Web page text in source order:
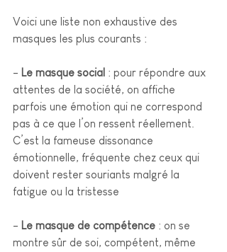
Voici une liste non exhaustive des
masques les plus courants :
- Le masque social : pour répondre aux
attentes de la société, on affiche
parfois une émotion qui ne correspond
pas à ce que l’on ressent réellement.
C’est la fameuse dissonance
émotionnelle, fréquente chez ceux qui
doivent rester souriants malgré la
fatigue ou la tristesse
- Le masque de compétence : on se
montre sûr de soi, compétent, même